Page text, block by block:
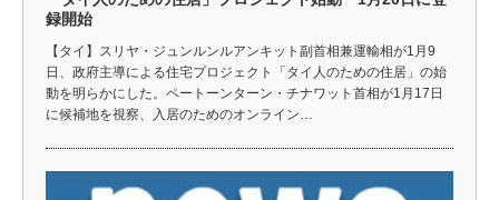
録開始
【タイ】スリヤ・ジュンルンルアンキット副首相兼運輸相が1月9
日、政府主導による住宅プロジェクト「タイ人のための住居」の始
動を明らかにした。ペートーンターン・チナワット首相が1月17日
に候補地を視察、入居のためのオンライン…